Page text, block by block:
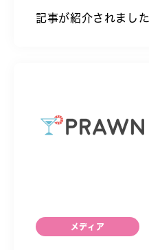
記事が紹介されました
メディア